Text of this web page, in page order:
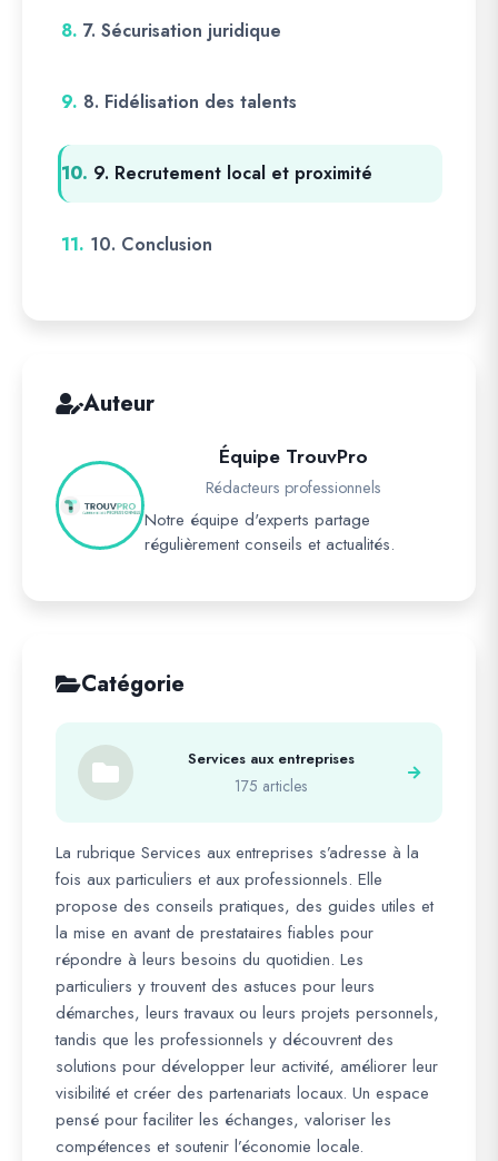
8. 7. Sécurisation juridique
9. 8. Fidélisation des talents
10. 9. Recrutement local et proximité
11. 10. Conclusion
Auteur
Équipe TrouvPro
Rédacteurs professionnels
Notre équipe d'experts partage
régulièrement conseils et actualités.
Catégorie
Services aux entreprises
175 articles
La rubrique Services aux entreprises s’adresse à la
fois aux particuliers et aux professionnels. Elle
propose des conseils pratiques, des guides utiles et
la mise en avant de prestataires fiables pour
répondre à leurs besoins du quotidien. Les
particuliers y trouvent des astuces pour leurs
démarches, leurs travaux ou leurs projets personnels,
tandis que les professionnels y découvrent des
solutions pour développer leur activité, améliorer leur
visibilité et créer des partenariats locaux. Un espace
pensé pour faciliter les échanges, valoriser les
compétences et soutenir l’économie locale.